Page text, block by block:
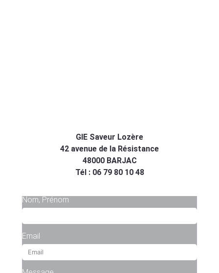
GIE Saveur Lozère
42 avenue de la Résistance
48000 BARJAC
Tél : 06 79 80 10 48
Nom, Prénom
Email